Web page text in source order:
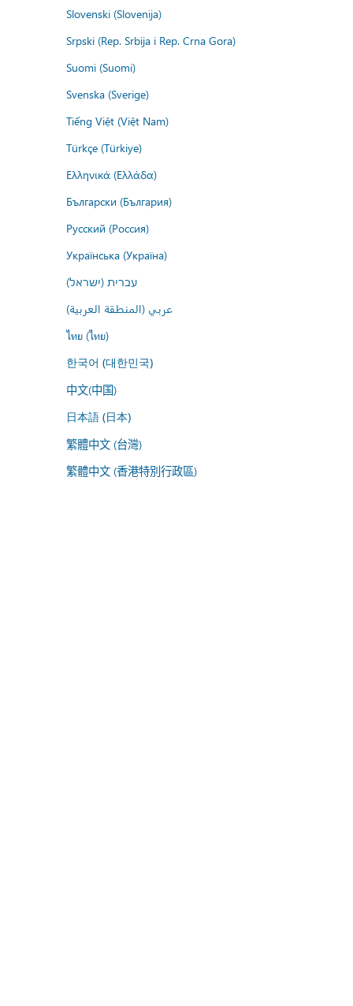
Slovenski (Slovenija)
Srpski (Rep. Srbija i Rep. Crna Gora)
Suomi (Suomi)
Svenska (Sverige)
Tiếng Việt (Việt Nam)
Türkçe (Türkiye)
Ελληνικά (Ελλάδα)
Български (България)
Русский (Россия)
Українська (Україна)
עברית (ישראל)
عربي (المنطقة العربية)
ไทย (ไทย)
한국어 (대한민국)
中文(中国)
日本語 (日本)
繁體中文 (台灣)
繁體中文 (香港特別行政區)